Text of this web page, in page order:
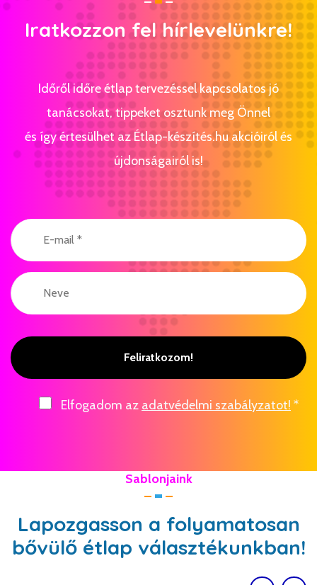
Iratkozzon fel hírlevelünkre!
Időről időre étlap tervezéssel kapcsolatos jó
tanácsokat, tippeket osztunk meg Önnel
és így értesülhet az Étlap-készítés.hu akcióiról és
újdonságairól is!
Feliratkozom!
Elfogadom az adatvédelmi szabályzatot! *
Sablonjaink
Lapozgasson a folyamatosan
bővülő étlap választékunkban!